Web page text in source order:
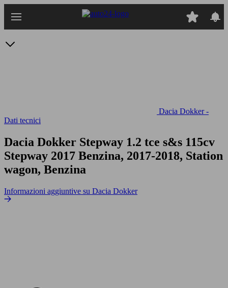
Dacia Dokker -
Dati tecnici
Dacia Dokker Stepway 1.2 tce s&s 115cv
Stepway 2017 Benzina, 2017-2018, Station
wagon, Benzina
Informazioni aggiuntive su Dacia Dokker